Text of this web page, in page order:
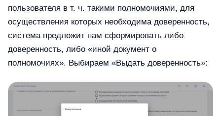
пользователя в т. ч. такими полномочиями, для
осуществления которых необходима доверенность,
система предложит нам сформировать либо
доверенность, либо «иной документ о
полномочиях». Выбираем «Выдать доверенность»: